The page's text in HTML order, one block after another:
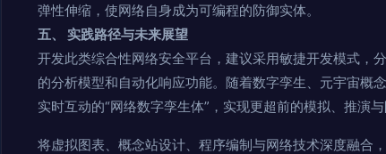
弹性伸缩，使网络自身成为可编程的防御实体。
五、 实践路径与未来展望
开发此类综合性网络安全平台，建议采用敏捷开发模式，
的分析模型和自动化响应功能。随着数字孪生、元宇宙概
实时互动的“网络数字孪生体”，实现更超前的模拟、推演与
将虚拟图表、概念站设计、程序编制与网络技术深度融合